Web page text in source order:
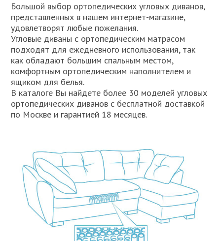
Большой выбор ортопедических угловых диванов,
представленных в нашем интернет-магазине,
удовлетворят любые пожелания.
Угловые диваны с ортопедическим матрасом
подходят для ежедневного использования, так
как обладают большим спальным местом,
комфортным ортопедическим наполнителем и
ящиком для белья.
В каталоге Вы найдете более 30 моделей угловых
ортопедических диванов с бесплатной доставкой
по Москве и гарантией 18 месяцев.